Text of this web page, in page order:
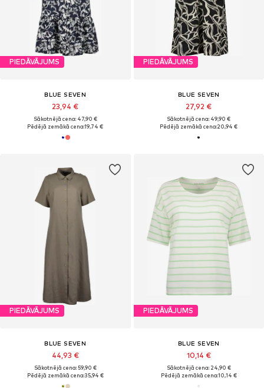
PIEDĀVĀJUMS
BLUE SEVEN
23,94 €
Sākotnējā cena: 47,90 €
Pēdējā zemākā cena:19,74 €
PIEDĀVĀJUMS
BLUE SEVEN
27,92 €
Sākotnējā cena: 49,90 €
Pēdējā zemākā cena:20,94 €
PIEDĀVĀJUMS
BLUE SEVEN
44,93 €
Sākotnējā cena: 59,90 €
Pēdējā zemākā cena:35,94 €
PIEDĀVĀJUMS
BLUE SEVEN
10,14 €
Sākotnējā cena: 24,90 €
Pēdējā zemākā cena:10,14 €